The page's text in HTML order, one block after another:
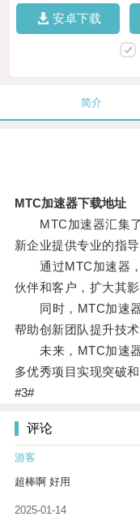
安卓下载
简介
MTC加速器下载地址
MTC加速器汇集了
新企业提供专业的指导
通过MTC加速器，
伙伴和客户，扩大其
同时，MTC加速器
帮助创新团队提升技
未来，MTC加速器
多优秀项目实现突破和
#3#
评论
游客
超棒啊 好用
2025-01-14